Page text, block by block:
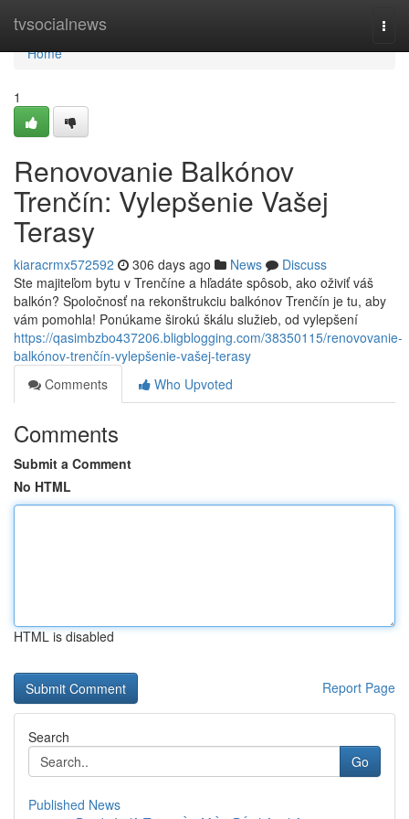
tvsocialnews
Home
Home
1
Renovovanie Balkónov
Trenčín: Vylepšenie Vašej
Terasy
kiaracrmx572592 306 days ago News
Discuss
Ste majiteľom bytu v Trenčíne a hľadáte spôsob, ako oživiť váš
balkón? Spoločnosť na rekonštrukciu balkónov Trenčín je tu, aby
vám pomohla! Ponúkame širokú škálu služieb, od vylepšení
https://qasimbzbo437206.bligblogging.com/38350115/renovovanie-
balkónov-trenčín-vylepšenie-vašej-terasy
Comments
Who Upvoted
Comments
Submit a Comment
No HTML
HTML is disabled
Report Page
Search
Go
Published News